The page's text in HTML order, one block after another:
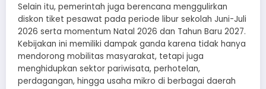
Selain itu, pemerintah juga berencana menggulirkan
diskon tiket pesawat pada periode libur sekolah Juni-Juli
2026 serta momentum Natal 2026 dan Tahun Baru 2027.
Kebijakan ini memiliki dampak ganda karena tidak hanya
mendorong mobilitas masyarakat, tetapi juga
menghidupkan sektor pariwisata, perhotelan,
perdagangan, hingga usaha mikro di berbagai daerah